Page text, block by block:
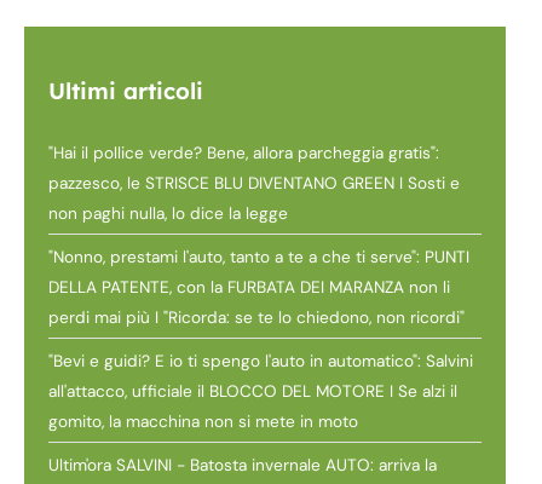
Ultimi articoli
"Hai il pollice verde? Bene, allora parcheggia gratis":
pazzesco, le STRISCE BLU DIVENTANO GREEN I Sosti e
non paghi nulla, lo dice la legge
"Nonno, prestami l'auto, tanto a te a che ti serve": PUNTI
DELLA PATENTE, con la FURBATA DEI MARANZA non li
perdi mai più I "Ricorda: se te lo chiedono, non ricordi"
"Bevi e guidi? E io ti spengo l'auto in automatico": Salvini
all'attacco, ufficiale il BLOCCO DEL MOTORE I Se alzi il
gomito, la macchina non si mete in moto
Ultim'ora SALVINI - Batosta invernale AUTO: arriva la